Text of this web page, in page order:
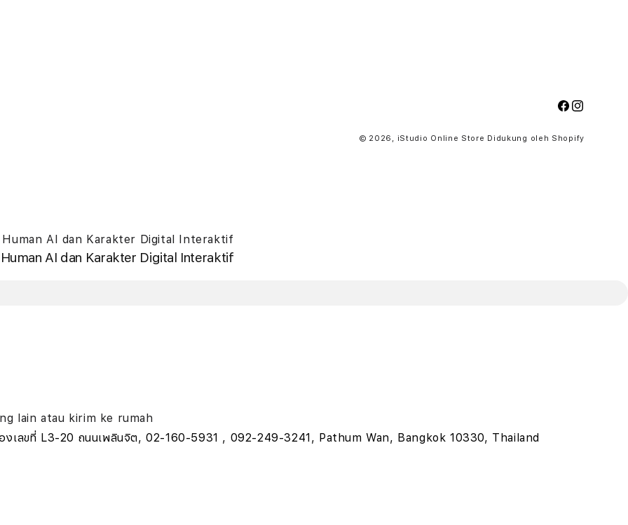
Facebook
Instagram
© 2026, iStudio Online Store Didukung oleh Shopify
AI dan Karakter Digital Interaktif
lain atau kirim ke rumah
องเลขที่ L3-20 ถนนเพลินจิต, 02-160-5931 , 092-249-3241, Pathum Wan, Bangkok 10330, Thailand